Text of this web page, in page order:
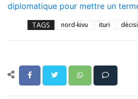
diplomatique pour mettre un
TAGS nord-kivu ituri